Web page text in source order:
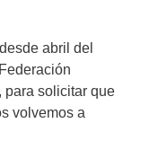
abril del
para solicitar que
volvemos a